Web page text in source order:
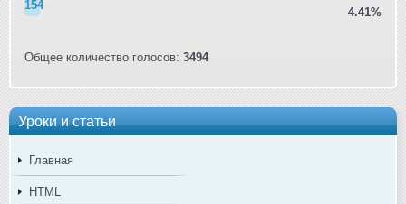
Уроки и статьи
Главная
HTML
154
4.41%
Общее количество голосов: 3494